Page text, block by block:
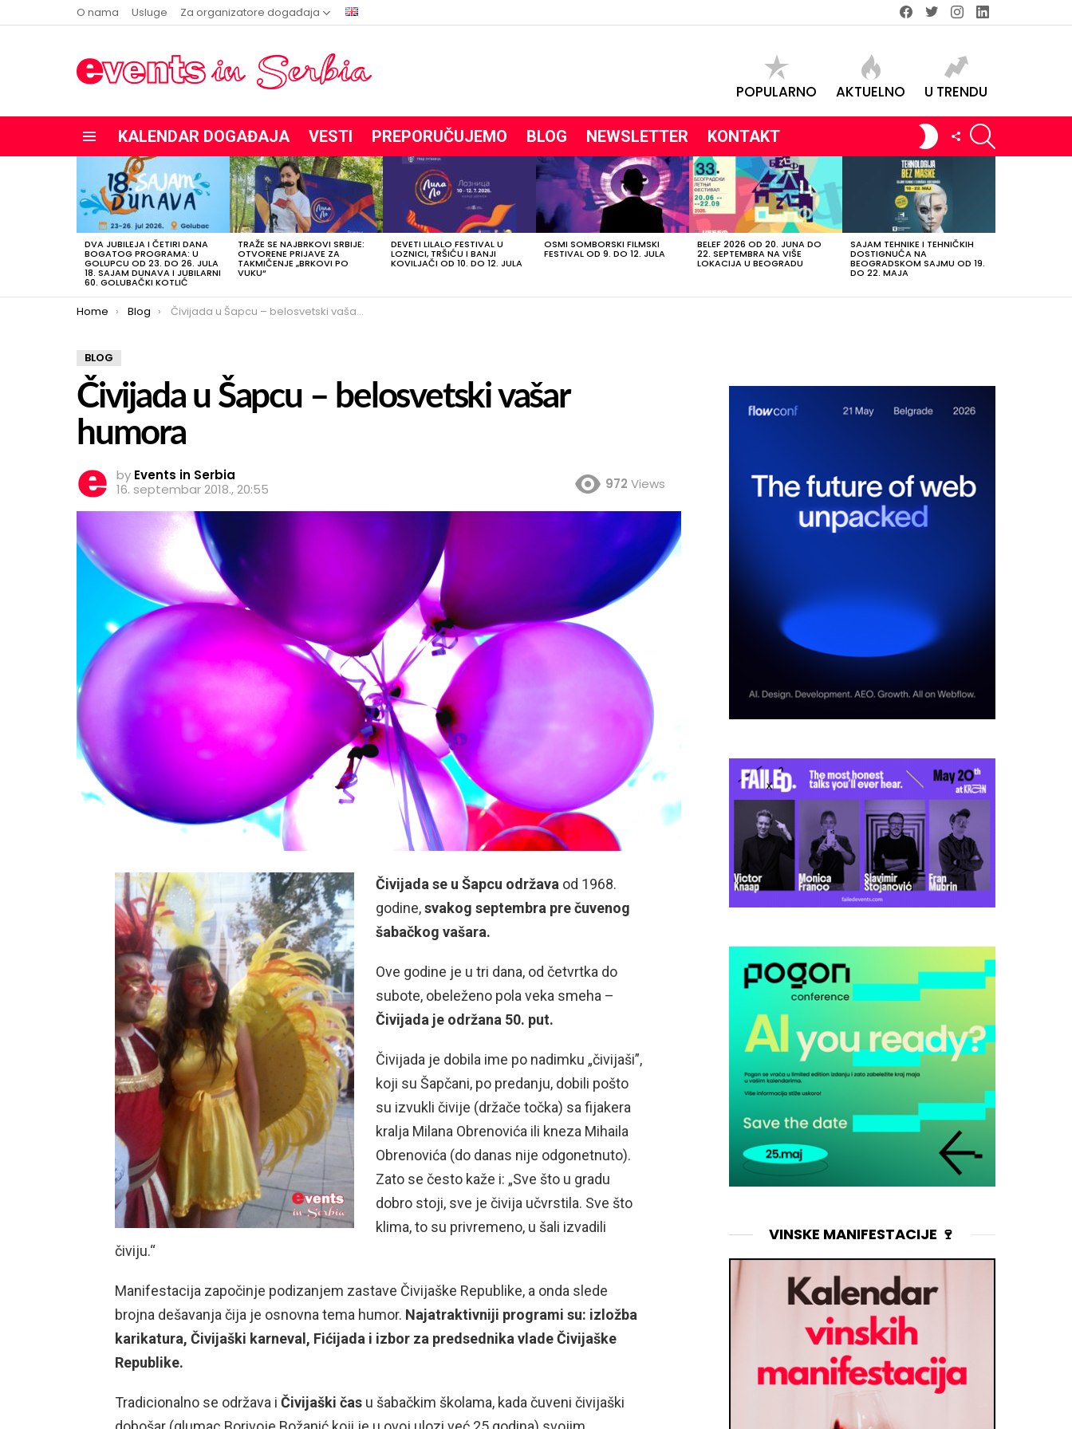
O nama Usluge Za organizatore događaja Facebook
Twitterinstagramlinkedin
POPULARNO AKTUELNO U TRENDU
KALENDAR DOGAĐAJA VESTI PREPORUČUJEMO BLOG NEWSLETTER KONTAKT
SWITCH
SKIN
FOLLOW
US
POSLEDNJE
OBJAVE
DVA JUBILEJA I ČETIRI DANA
BOGATOG PROGRAMA: U
GOLUPCU OD 23. DO 26. JULA
18. SAJAM DUNAVA I JUBILARNI
60. GOLUBAČKI KOTLIĆ
TRAŽE SE NAJBRKOVI SRBIJE:
OTVORENE PRIJAVE ZA
TAKMIČENJE „BRKOVI PO
VUKU“
DEVETI LILALO FESTIVAL U
LOZNICI, TRŠIĆU I BANJI
KOVILJAČI OD 10. DO 12. JULA
OSMI SOMBORSKI FILMSKI
FESTIVAL OD 9. DO 12. JULA
BELEF 2026 OD 20. JUNA DO
22. SEPTEMBRA NA VIŠE
LOKACIJA U BEOGRADU
SAJAM TEHNIKE I TEHNIČKIH
DOSTIGNUĆA NA
BEOGRADSKOM SAJMU OD 19.
DO 22. MAJA
You are here:
Home Blog Čivijada u Šapcu – belosvetski vašar humora
BLOG
Čivijada u Šapcu – belosvetski vašar
humora
by Events in Serbia
16. septembar 2018., 20:55
972 Views
Čivijada se u Šapcu održava od 1968.
godine,svakog septembra pre čuvenog
šabačkog vašara.
Ove godine je u tri dana, od četvrtka do
subote, obeleženo pola veka smeha –
Čivijada je održana 50. put.
Čivijada je dobila ime po nadimku „čivijaši”,
koji su Šapčani, po predanju, dobili pošto
su izvukli čivije (držače točka) sa fijakera
kralja Milana Obrenovića ili kneza Mihaila
Obrenovića (do danas nije odgonetnuto).
Zato se često kaže i: „Sve što u gradu
dobro stoji, sve je čivija učvrstila. Sve što
klima, to su privremeno, u šali izvadili
čiviju.“
Manifestacija započinje podizanjem zastave Čivijaške Republike, a onda slede
brojna dešavanja čija je osnovna tema humor. Najatraktivniji programi su: izložba
karikatura, Čivijaški karneval, Fićijada i izbor za predsednika vlade Čivijaške
Republike.
Tradicionalno se održava i Čivijaški čas u šabačkim školama, kada čuveni čivijaški
VINSKE MANIFESTACIJE 🍷